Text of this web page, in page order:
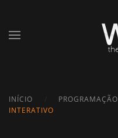
Skip to main content
INÍCIO PROGRAMAÇÃO
INTERATIVO